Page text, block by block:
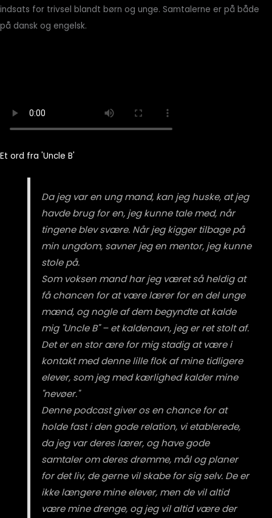
indsats for trivsel blandt børn og unge. Samtalerne er på både
på dansk og engelsk.
Et ord fra 'Uncle B'
Da jeg var en ung mand, kan jeg huske, at jeg
havde brug for en, jeg kunne tale med, når
tingene blev svære. Når jeg kigger tilbage på
min ungdom, savner jeg en mentor, jeg kunne
stole på.
Som voksen mand har jeg været så heldig at
få chancen for at være lærer for en del unge
mænd, og nogle af dem begyndte at kalde
mig "Uncle B" – et kaldenavn, jeg er ret stolt af.
Det er en stor ære for mig stadig at være i
kontakt med denne lille flok af mine tidligere
elever, som jeg med kærlighed kalder mine
"nevøer."
Denne podcast giver os en chance for at
holde fast i den gode relation, vi etablerede,
da jeg var deres lærer, og have gode
samtaler om deres drømme, mål og planer
for det liv, de gerne vil skabe for sig selv. De er
ikke længere mine elever, men de vil altid
være mine drenge, og jeg vil altid være der